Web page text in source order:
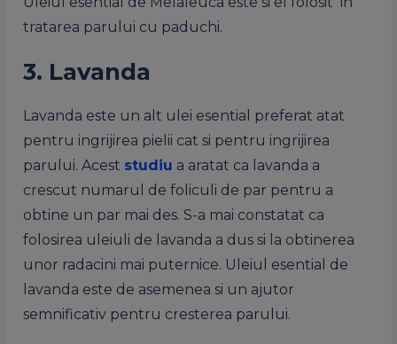
tratarea parului cu paduchi.
3. Lavanda
Lavanda este un alt ulei esential preferat atat
pentru ingrijirea pielii cat si pentru ingrijirea
parului. Acest studiu a aratat ca lavanda a
crescut numarul de foliculi de par pentru a
obtine un par mai des. S-a mai constatat ca
folosirea uleiuli de lavanda a dus si la obtinerea
unor radacini mai puternice. Uleiul esential de
lavanda este de asemenea si un ajutor
semnificativ pentru cresterea parului.